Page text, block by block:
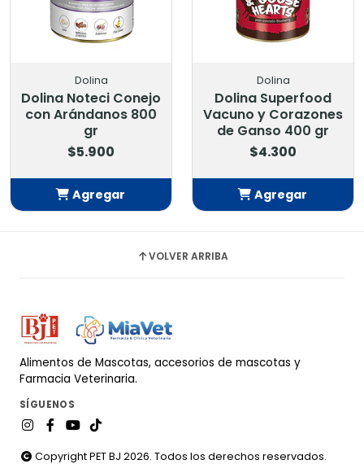
Dolina
Dolina Noteci Conejo
con Arándanos 800
gr
$5.900
Agregar
Dolina
Dolina Superfood
Vacuno y Corazones
de Ganso 400 gr
$4.300
Agregar
VOLVER ARRIBA
Alimentos de Mascotas, accesorios de mascotas y
Farmacia Veterinaria.
SÍGUENOS
Copyright PET BJ 2026. Todos los derechos reservados.